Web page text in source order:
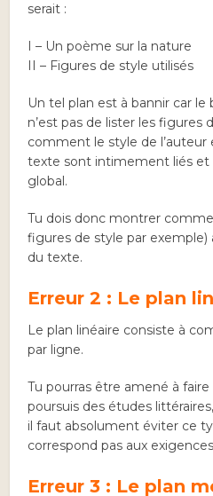
serait :
I – Un poème sur la nature
II – Figures de style utilisés
Un tel plan est à bannir car
n’est pas de lister les
comment le style de l’auteur
texte sont intimement liés
global.
Tu dois donc montrer
figures de style par
du texte.
Erreur 2 : Le plan
Le plan linéaire consiste à
par ligne.
Tu pourras être amené à
poursuis des études
il faut absolument éviter ce
correspond pas aux
Erreur 3 : Le plan